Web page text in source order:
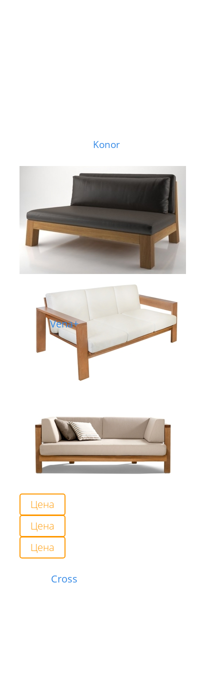
Konor
Цена
Цена
Цена
Vena+
Cross